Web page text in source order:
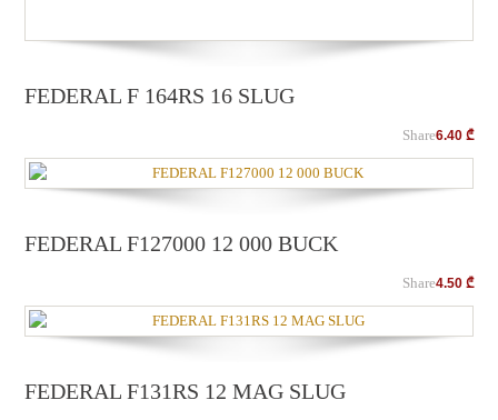
FEDERAL F 164RS 16 SLUG
6.40 ₾
Share
FEDERAL F127000 12 000 BUCK
4.50 ₾
Share
FEDERAL F131RS 12 MAG SLUG